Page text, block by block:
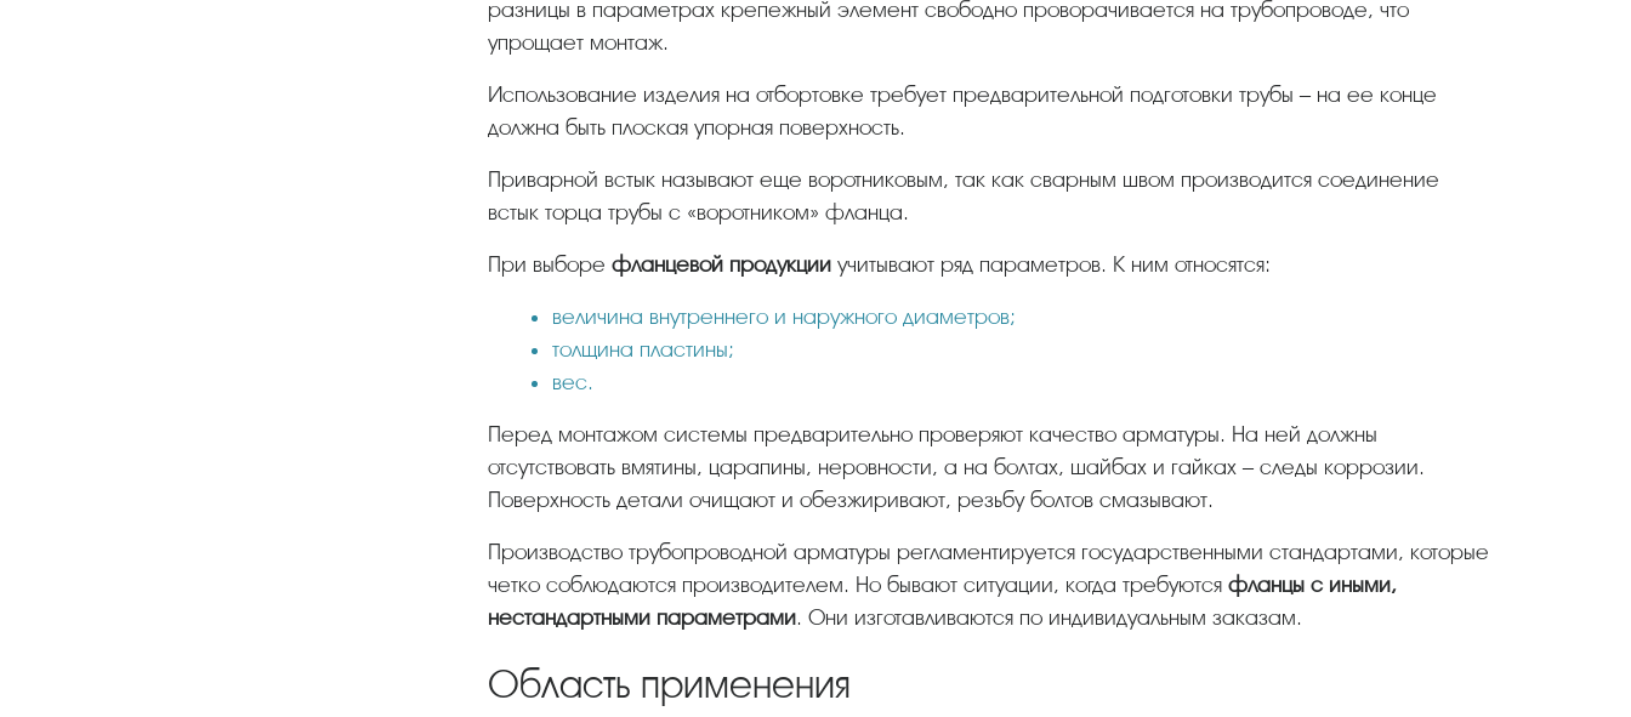
разницы в параметрах крепежный элемент свободно проворачивается на трубопроводе, что
упрощает монтаж.
Использование изделия на отбортовке требует предварительной подготовки трубы – на ее конце
должна быть плоская упорная поверхность.
Приварной встык называют еще воротниковым, так как сварным швом производится соединение
встык торца трубы с «воротником» фланца.
При выборе фланцевой продукции учитывают ряд параметров. К ним относятся:
величина внутреннего и наружного диаметров;
толщина пластины;
вес.
Перед монтажом системы предварительно проверяют качество арматуры. На ней должны
отсутствовать вмятины, царапины, неровности, а на болтах, шайбах и гайках – следы коррозии.
Поверхность детали очищают и обезжиривают, резьбу болтов смазывают.
Производство трубопроводной арматуры регламентируется государственными стандартами, которые
четко соблюдаются производителем. Но бывают ситуации, когда требуются фланцы с иными,
нестандартными параметрами. Они изготавливаются по индивидуальным заказам.
Область применения